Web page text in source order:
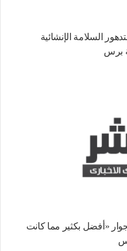
السلامة الإنشائية
برس
«أفضل بكثير مما كانت